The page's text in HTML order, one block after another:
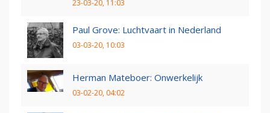
23-03-20, 11:03
Paul Grove: Luchtvaart in Nederland
03-03-20, 10:03
Herman Mateboer: Onwerkelijk
03-02-20, 04:02